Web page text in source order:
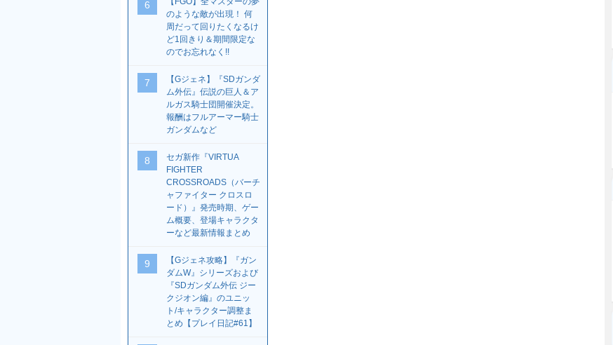
6
のような敵が出現！ 何
周だって回りたくなるけ
ど1回きり＆期間限定な
のでお忘れなく!!
7
【Gジェネ】『SDガンダ
ム外伝』伝説の巨人＆ア
ルガス騎士団開催決定。
報酬はフルアーマー騎士
ガンダムなど
8
セガ新作『VIRTUA
FIGHTER
CROSSROADS（バーチ
ャファイター クロスロ
ード）』発売時期、ゲー
ム概要、登場キャラクタ
ーなど最新情報まとめ
9
【Gジェネ攻略】『ガン
ダムW』シリーズおよび
『SDガンダム外伝 ジー
クジオン編』のユニッ
ト/キャラクター調整ま
とめ【プレイ日記#61】